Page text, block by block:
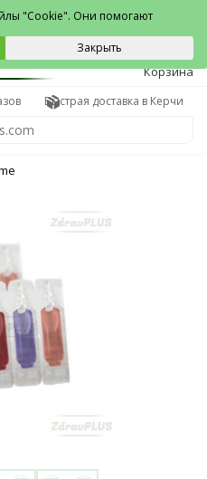
0
Корзина
Быстрая доставка в Керчи
"Cookie". Они помогают
Закрыть